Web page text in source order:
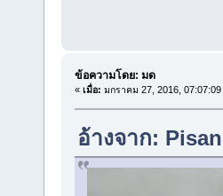
ข้อความโดย: มด
« เมื่อ: มกราคม 27, 2016, 07:07:09
อ้างจาก: